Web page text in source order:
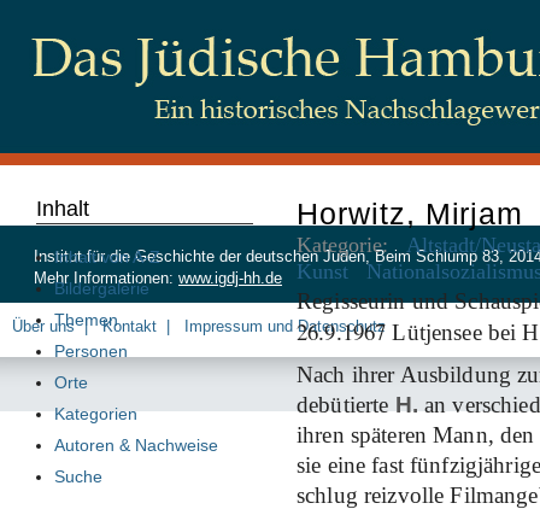
Horwitz, Mirjam
Kategorie:
Altstadt/
Kunst
Regisseurin und
26.9.1967 Lütjensee bei
Nach ihrer Ausbildung
debütierte H. an
ihren späteren Mann,
sie eine fast
schlug reizvolle
Inhalt
Inhalt von A-Z
Bildergalerie
Themen
Personen
Orte
Kategorien
Autoren & Nachweise
Suche
Institut für die Geschichte der deutschen Juden, Beim Schlump 83,
Mehr Informationen: www.igdj-hh.de
Über uns Kontakt Impressum und Datenschutz